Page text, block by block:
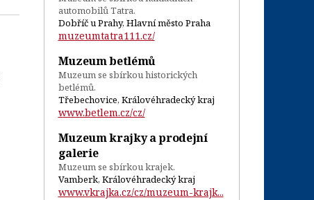
automobilů Tatra.
Dobříč u Prahy, Hlavní město Praha
muzeumtatra111.cz/
Muzeum betlémů
Muzeum se sbírkou historických
betlémů.
Třebechovice, Královéhradecký kraj
www.betlem.cz/cz/
Muzeum krajky a prodejní
galerie
Muzeum se sbírkou krajek.
Vamberk, Královéhradecký kraj
www.vkrajka.cz/cz/muzeum-krajk...